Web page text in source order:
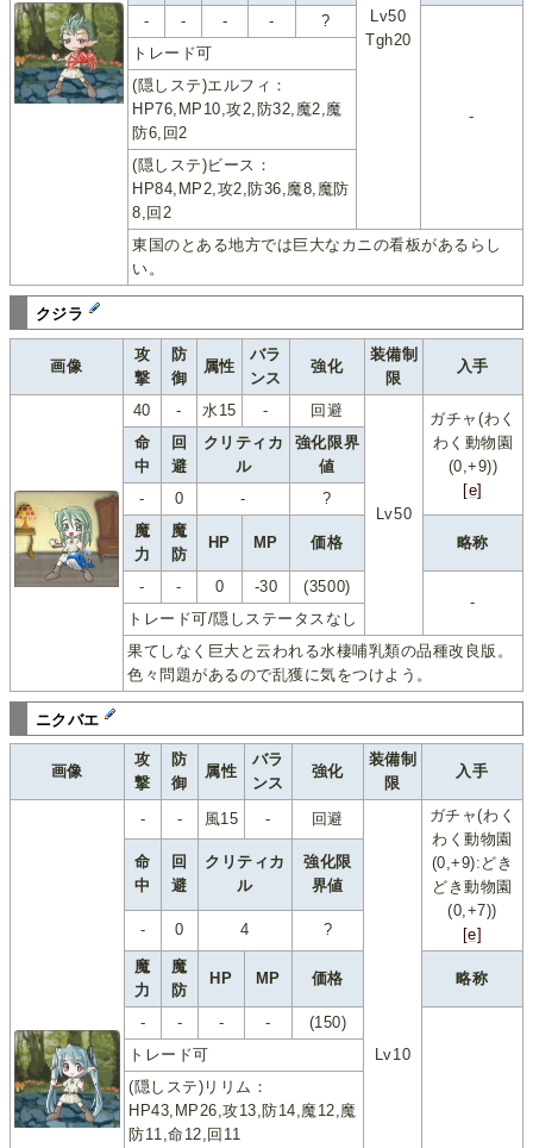
Lv50
Tgh20
- - - - ?
-
トレード可
(隠しステ)エルフィ：
HP76,MP10,攻2,防32,魔2,魔
防6,回2
(隠しステ)ビース：
HP84,MP2,攻2,防36,魔8,魔防
8,回2
東国のとある地方では巨大なカニの看板があるらし
い。
クジラ
画像
攻
撃
防
御
属性
バラ
ンス
強化
装備制
限
入手
40 - 水15 - 回避
Lv50
ガチャ(わく
わく動物園
(0,+9))
[e]
命
中
回
避
クリティカ
ル
強化限界
値
-
0 -
?
魔
力
魔
防
HP MP 価格 略称
- - 0 -30
(3500)
-
トレード可/隠しステータスなし
果てしなく巨大と云われる水棲哺乳類の品種改良版。
色々問題があるので乱獲に気をつけよう。
ニクバエ
画像
攻
撃
防
御
属性
バラ
ンス
強化
装備制
限
入手
- - 風15 - 回避
Lv10
ガチャ(わく
わく動物園
(0,+9):どき
どき動物園
(0,+7))
[e]
命
中
回
避
クリティカ
ル
強化限
界値
- 0 4 ?
魔
力
魔
防
HP MP 価格 略称
- - - - (150)
トレード可
(隠しステ)リリム：
HP43,MP26,攻13,防14,魔12,魔
防11,命12,回11